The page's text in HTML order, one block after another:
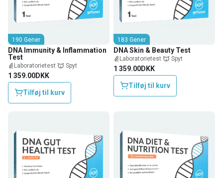
190 Gener
DNA Immunity & Inflammation
Test
Laboratorietest Spyt
1 359.00DKK
Tilføj til kurv
183 Gener
DNA Skin & Beauty Test
Laboratorietest Spyt
1 359.00DKK
Tilføj til kurv